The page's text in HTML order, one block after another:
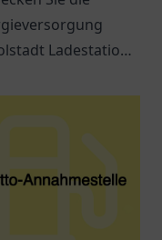
Ladestation:
und